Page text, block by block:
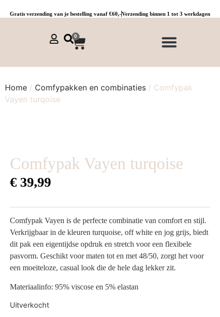
Gratis verzending van je bestelling vanaf €60,-Verzending binnen 1 tot 3 werkdagen
0
Home / Comfypakken en combinaties / Comfypak
Vayen turqoise
Comfypak Vayen turqoise
€ 39,99
Comfypak Vayen is de perfecte combinatie van comfort en stijl.
Verkrijgbaar in de kleuren turquoise, off white en jog grijs, biedt
dit pak een eigentijdse opdruk en stretch voor een flexibele
pasvorm. Geschikt voor maten tot en met 48/50, zorgt het voor
een moeiteloze, casual look die de hele dag lekker zit.
Materiaalinfo: 95% viscose en 5% elastan
Uitverkocht